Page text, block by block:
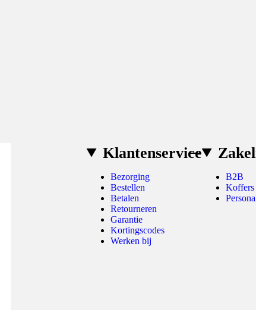
Klantenservice
Bezorging
Bestellen
Betalen
Retourneren
Garantie
Kortingscodes
Werken bij
B2B
Koffers